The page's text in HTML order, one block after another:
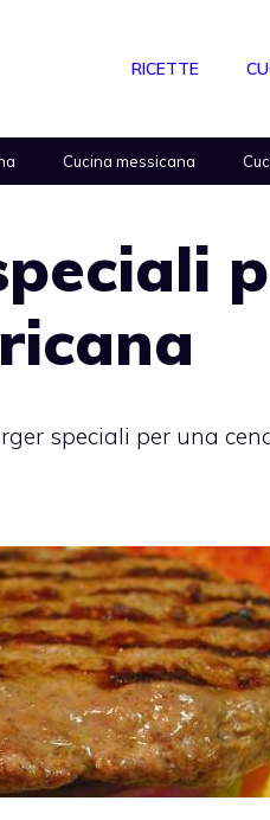
RICETTE
Cucina messicana
speciali per una